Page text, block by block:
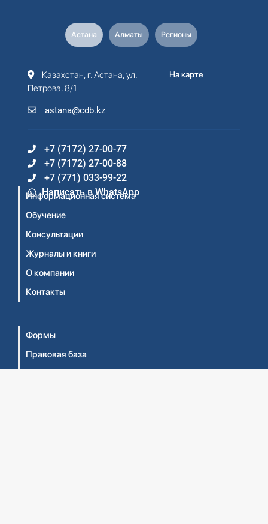
Астана Алматы Регионы
Казахстан, г. Астана, ул.
Петрова, 8/1
astana@cdb.kz
На карте
+7 (7172) 27-00-77
+7 (7172) 27-00-88
+7 (771) 033-99-22
Написать в WhatsApp
Информационная система
Обучение
Консультации
Журналы и книги
О компании
Контакты
Формы
Правовая база